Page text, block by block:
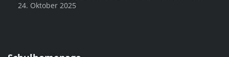
24. Oktober 2025